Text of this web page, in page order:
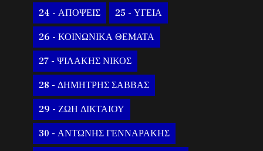
24 - ΑΠΟΨΕΙΣ 25 - ΥΓΕΙΑ
26 - ΚΟΙΝΩΝΙΚΑ ΘΕΜΑΤΑ
27 - ΨΙΛΑΚΗΣ ΝΙΚΟΣ
28 - ΔΗΜΗΤΡΗΣ ΣΑΒΒΑΣ
29 - ΖΩΗ ΔΙΚΤΑΙΟΥ
30 - ΑΝΤΩΝΗΣ ΓΕΝΝΑΡΑΚΗΣ